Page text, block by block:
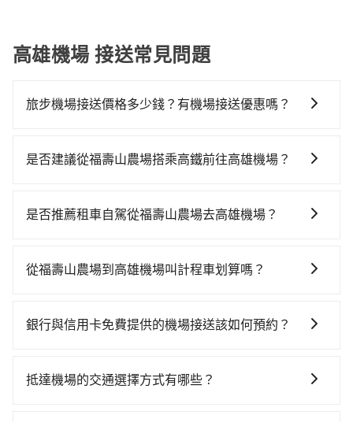
高雄機場 接送常見問題
旅步機場接送價格多少錢？有機場接送優惠嗎？
以在旅步官網或APP上輸入起點和目的地來試算價格。
享95折等優惠。
是否建議從福壽山農場搭乘高鐵前往高雄機場？
貴，且難叫計程車前往高鐵站！從最早06:25一直到
站，叫一輛計程車花費約1,800元、車程約70分鐘。抵達
站前往左營高鐵站，每人票價790元，再用10分鐘出
的地。全程加上轉車時間共3小時6分鐘，假設5位同行，
是否推薦租車自駕從福壽山農場去高雄機場？
沒有半間租車公司，如果不想額外花時間搭車前往鄰近
從福壽山農場到高雄機場叫計程車划算嗎？
灣大車隊、Uber、Line Taxi、Yoxi等。依照里程跳錶計
區，計程車並不會在街上巡迴。你幾乎不可能直接攔到
銀行與信用卡免費提供的機場接送該如何預約？
您可與您的銀行或信用卡公司確認是否提供機場接送服
抵達機場的交通選擇方式有哪些？